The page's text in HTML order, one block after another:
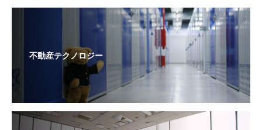
不動産テクノロジー